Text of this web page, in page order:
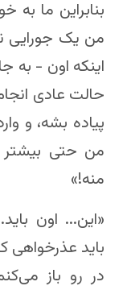
بنابراین ما به
من یک جورایی
اینکه اون - به
حالت عادی
پیاده بشه، و
من حتی
منه!»
«این... اون
باید عذرخواهی
در رو باز